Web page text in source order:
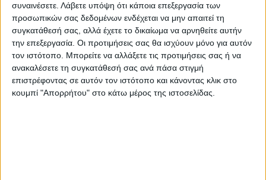
συναινέσετε. Λάβετε υπόψη ότι κάποια επεξεργασία των
προσωπικών σας δεδομένων ενδέχεται να μην απαιτεί τη
συγκατάθεσή σας, αλλά έχετε το δικαίωμα να αρνηθείτε αυτήν
την επεξεργασία. Οι προτιμήσεις σας θα ισχύουν μόνο για αυτόν
τον ιστότοπο. Μπορείτε να αλλάξετε τις προτιμήσεις σας ή να
ανακαλέσετε τη συγκατάθεσή σας ανά πάσα στιγμή
επιστρέφοντας σε αυτόν τον ιστότοπο και κάνοντας κλικ στο
κουμπί "Απορρήτου" στο κάτω μέρος της ιστοσελίδας.
ΝΕΟΣ ΑΓΩΝ
https://neosagon.gr
Η Αρχαιότερη Καθημερινή Πρωινή Εφημερίδα της Καρδίτσας